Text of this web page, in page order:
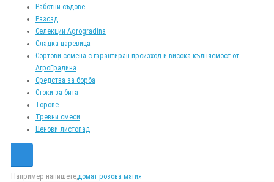
Работни съдове
Разсад
Селекции Agrogradina
Сладка царевица
Сортови семена с гарантиран произход и висока кълняемост от
АгроГрадина
Средства за борба
Стоки за бита
Торове
Тревни смеси
Ценови листопад
Например напишете,домат розова магия